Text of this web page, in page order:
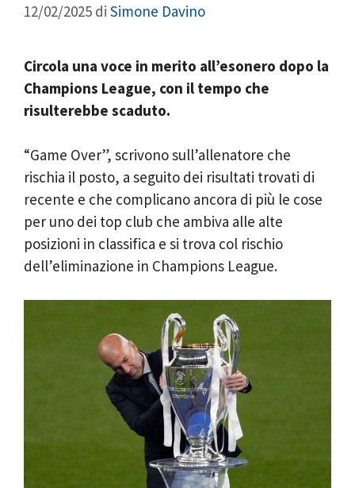
12/02/2025 di Simone Davino
Circola una voce in merito all’esonero dopo la
Champions League, con il tempo che
risulterebbe scaduto.
“Game Over”, scrivono sull’allenatore che
rischia il posto, a seguito dei risultati trovati di
recente e che complicano ancora di più le cose
per uno dei top club che ambiva alle alte
posizioni in classifica e si trova col rischio
dell’eliminazione in Champions League.